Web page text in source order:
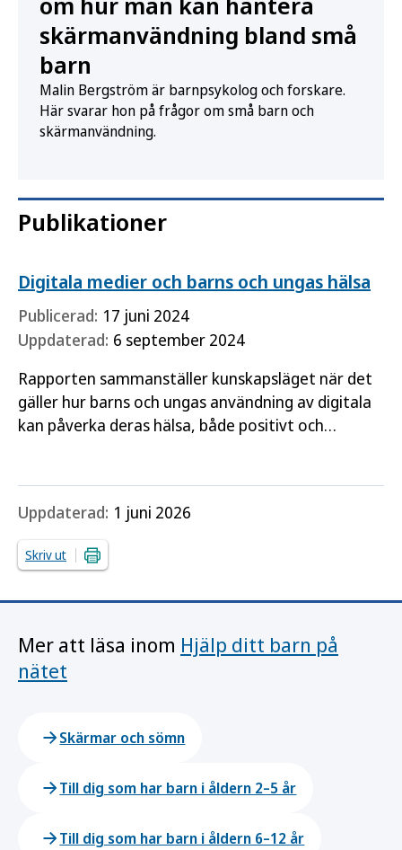
skärmanvändning bland små
barn
Malin Bergström är barnpsykolog och forskare.
Här svarar hon på frågor om små barn och
skärmanvändning.
Publikationer
Digitala medier och barns och ungas hälsa
Publicerad: 17 juni 2024
Uppdaterad: 6 september 2024
Rapporten sammanställer kunskapsläget när det
gäller hur barns och ungas användning av digitala
kan påverka deras hälsa, både positivt och
Uppdaterad: 1 juni 2026
Skriv ut
Mer att läsa inom Hjälp ditt barn på
nätet
Skärmar och sömn
Till dig som har barn i åldern 2–5 år
Till dig som har barn i åldern 6–12 år